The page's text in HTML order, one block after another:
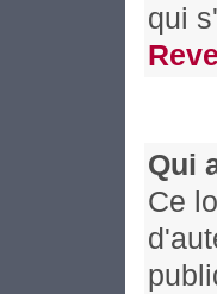
qui
Qui
Ce